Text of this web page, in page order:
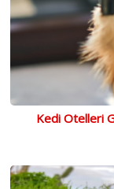
Kedi Otelleri